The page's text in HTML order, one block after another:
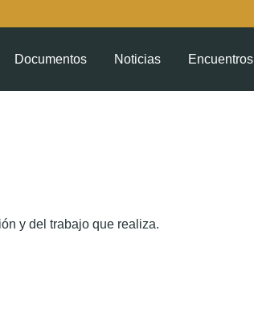
Documentos Noticias Encuentros
y del trabajo que realiza.